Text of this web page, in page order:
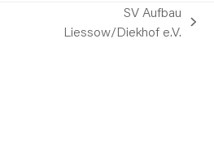
Nächster
SV Aufbau
Liessow/Diekhof e.V.